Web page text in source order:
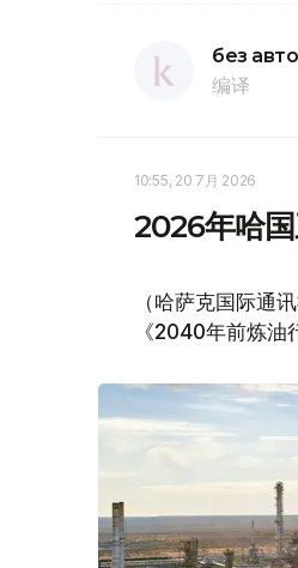
без
编译
10:55, 20 7月 2026
2026年哈
（哈萨克国际通
《2040年前炼油